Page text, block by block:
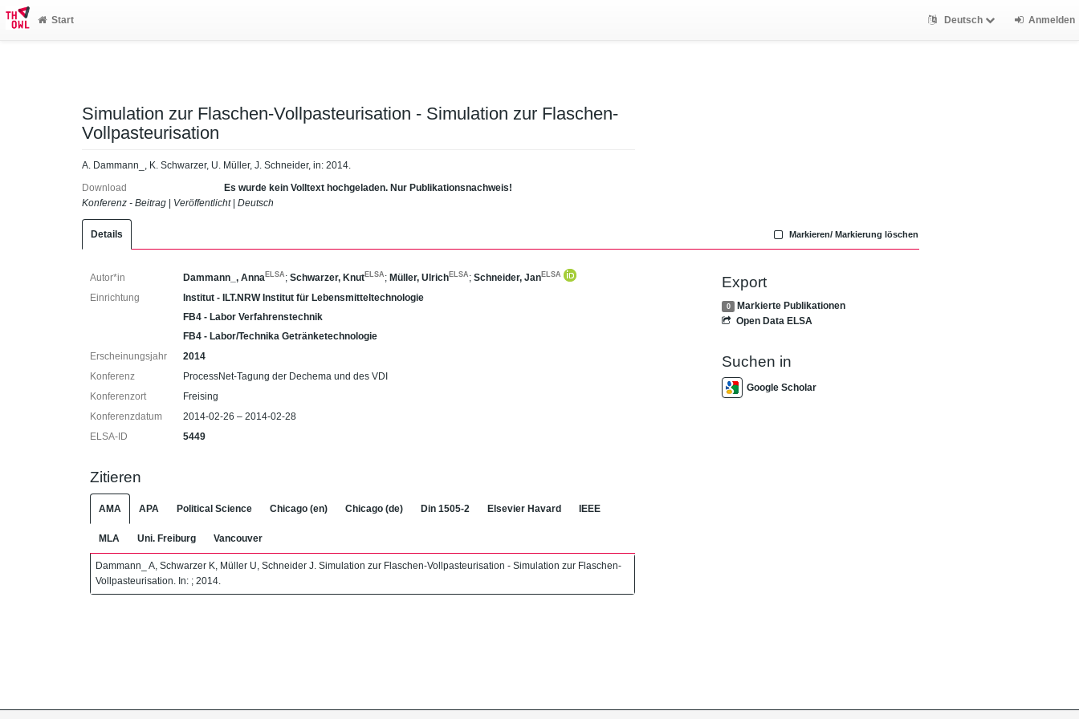
Start Deutsch Anmelden
Simulation zur Flaschen-Vollpasteurisation - Simulation zur Flaschen-
Vollpasteurisation
A. Dammann_, K. Schwarzer, U. Müller, J. Schneider, in: 2014.
Download
Es wurde kein Volltext hochgeladen. Nur Publikationsnachweis!
Konferenz - Beitrag
Veröffentlicht| Deutsch
Details Markieren/ Markierung löschen
Autor*in Dammann_, AnnaELSA ;Schwarzer, KnutELSA ; Müller, UlrichELSA ;Schneider, JanELSA
Einrichtung
Institut - ILT.NRW Institut für Lebensmitteltechnologie
FB4 - Labor Verfahrenstechnik
FB4 - Labor/Technika Getränketechnologie
Erscheinungsjahr
2014
Konferenz
ProcessNet-Tagung der Dechema und des VDI
Konferenzort
Freising
Konferenzdatum
2014-02-26 – 2014-02-28
ELSA-ID
5449
Zitieren
AMA APA Political Science Chicago (en) Chicago (de) Din 1505-2 Elsevier Havard IEEE
MLA Uni. Freiburg Vancouver
Dammann_ A, Schwarzer K, Müller U, Schneider J. Simulation zur Flaschen-Vollpasteurisation - Simulation zur Flaschen-
Vollpasteurisation. In: ; 2014.
Export
0
Markierte Publikationen
Open Data ELSA
Suchen in
Google Scholar